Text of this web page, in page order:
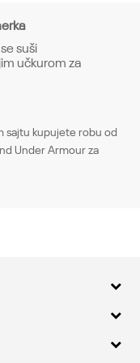
suši
učkurom za
sajtu kupujete robu od
Under Armour za